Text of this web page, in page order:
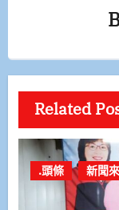
Related
.頭條 新聞